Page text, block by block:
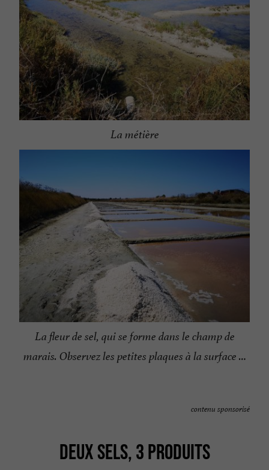
La métière
La fleur de sel, qui se forme dans le champ de
marais. Observez les petites plaques à la surface …
contenu sponsorisé
DEUX SELS, 3 PRODUITS